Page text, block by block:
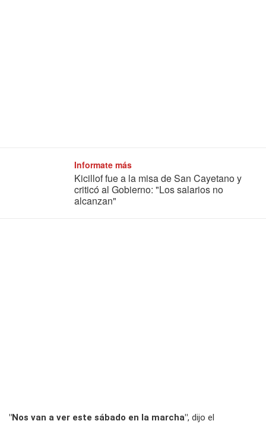
Informate más
Kicillof fue a la misa de San Cayetano y
criticó al Gobierno: "Los salarios no
alcanzan"
"Nos van a ver este sábado en la marcha", dijo el